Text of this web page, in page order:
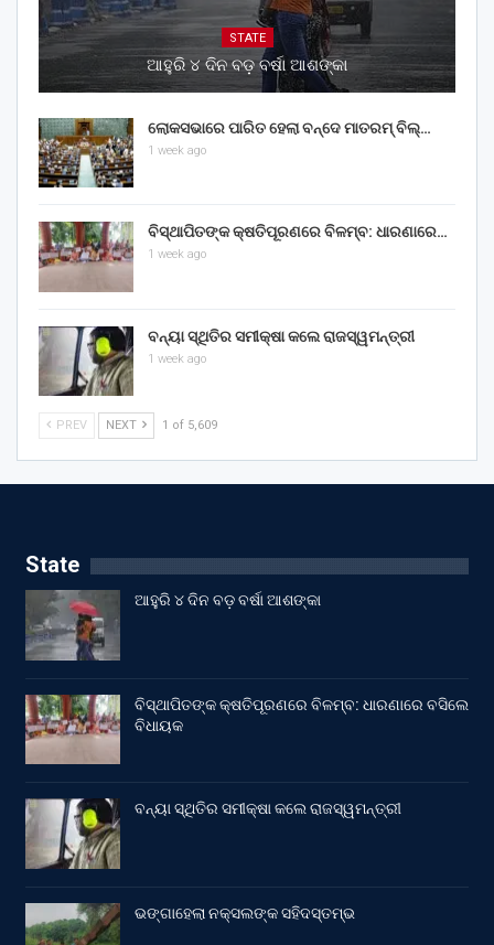
STATE
ଆହୁରି ୪ ଦିନ ବଡ଼ ବର୍ଷା ଆଶଙ୍କା
ଲୋକସଭାରେ ପାରିତ ହେଲା ବନ୍ଦେ ମାତରମ୍‌ ବିଲ୍‌…
1 week ago
ବିସ୍ଥାପିତଙ୍କ କ୍ଷତିପୂରଣରେ ବିଳମ୍ବ: ଧାରଣାରେ…
1 week ago
ବନ୍ୟା ସ୍ଥିତିର ସମୀକ୍ଷା କଲେ ରାଜସ୍ୱମନ୍ତ୍ରୀ
1 week ago
PREV NEXT 1 of 5,609
State
ଆହୁରି ୪ ଦିନ ବଡ଼ ବର୍ଷା ଆଶଙ୍କା
ବିସ୍ଥାପିତଙ୍କ କ୍ଷତିପୂରଣରେ ବିଳମ୍ବ: ଧାରଣାରେ ବସିଲେ
ବିଧାୟକ
ବନ୍ୟା ସ୍ଥିତିର ସମୀକ୍ଷା କଲେ ରାଜସ୍ୱମନ୍ତ୍ରୀ
ଭଙ୍ଗାହେଲା ନକ୍ସଲଙ୍କ ସହିଦସ୍ତମ୍ଭ